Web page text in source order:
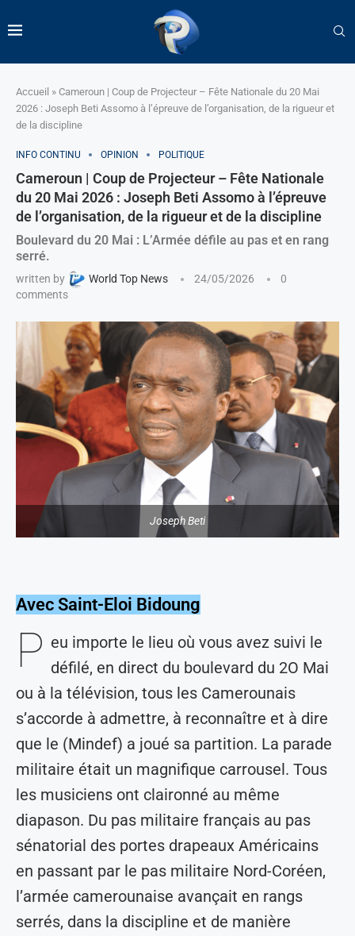
Accueil » Cameroun | Coup de Projecteur – Fête Nationale du 20 Mai
2026 : Joseph Beti Assomo à l’épreuve de l’organisation, de la rigueur et
de la discipline
INFO CONTINU OPINION POLITIQUE
Cameroun | Coup de Projecteur – Fête Nationale
du 20 Mai 2026 : Joseph Beti Assomo à l’épreuve
de l’organisation, de la rigueur et de la discipline
Boulevard du 20 Mai : L’Armée défile au pas et en rang
serré.
written by World Top News 24/05/2026
0
comments
Joseph Beti
Avec Saint-Eloi Bidoung
P eu importe le lieu où vous avez suivi le
défilé, en direct du boulevard du 2O Mai
ou à la télévision, tous les Camerounais
s’accorde à admettre, à reconnaître et à dire
que le (Mindef) a joué sa partition. La parade
militaire était un magnifique carrousel. Tous
les musiciens ont claironné au même
diapason. Du pas militaire français au pas
sénatorial des portes drapeaux Américains
en passant par le pas militaire Nord-Coréen,
l’armée camerounaise avançait en rangs
serrés, dans la discipline et de manière